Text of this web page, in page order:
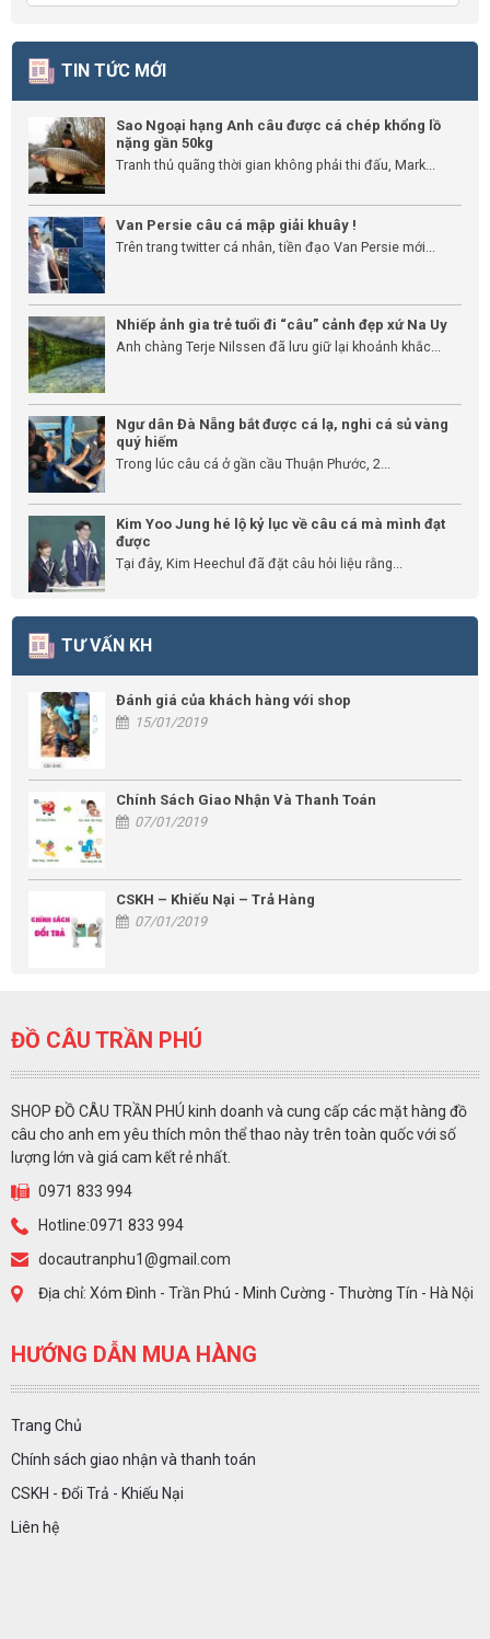
TIN TỨC MỚI
Sao Ngoại hạng Anh câu được cá chép khổng lồ
nặng gần 50kg
Tranh thủ quãng thời gian không phải thi đấu, Mark...
Van Persie câu cá mập giải khuây !
Trên trang twitter cá nhân, tiền đạo Van Persie mới...
Nhiếp ảnh gia trẻ tuổi đi “câu” cảnh đẹp xứ Na Uy
Anh chàng Terje Nilssen đã lưu giữ lại khoảnh khắc...
Ngư dân Đà Nẵng bắt được cá lạ, nghi cá sủ vàng
quý hiếm
Trong lúc câu cá ở gần cầu Thuận Phước, 2...
Kim Yoo Jung hé lộ kỷ lục về câu cá mà mình đạt
được
Tại đây, Kim Heechul đã đặt câu hỏi liệu rằng...
TƯ VẤN KH
Đánh giá của khách hàng với shop
15/01/2019
Chính Sách Giao Nhận Và Thanh Toán
07/01/2019
CSKH – Khiếu Nại – Trả Hàng
07/01/2019
ĐỒ CÂU TRẦN PHÚ
SHOP ĐỒ CÂU TRẦN PHÚ kinh doanh và cung cấp các mặt hàng đồ
câu cho anh em yêu thích môn thể thao này trên toàn quốc với số
lượng lớn và giá cam kết rẻ nhất.
0971 833 994
Hotline:0971 833 994
docautranphu1@gmail.com
Địa chỉ: Xóm Đình - Trần Phú - Minh Cường - Thường Tín - Hà Nội
HƯỚNG DẪN MUA HÀNG
Trang Chủ
Chính sách giao nhận và thanh toán
CSKH - Đổi Trả - Khiếu Nại
Liên hệ